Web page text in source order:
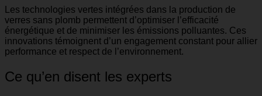
Les technologies vertes intégrées dans la production de
verres sans plomb permettent d’optimiser l’efficacité
énergétique et de minimiser les émissions polluantes. Ces
innovations témoignent d’un engagement constant pour allier
performance et respect de l’environnement.
Ce qu’en disent les experts